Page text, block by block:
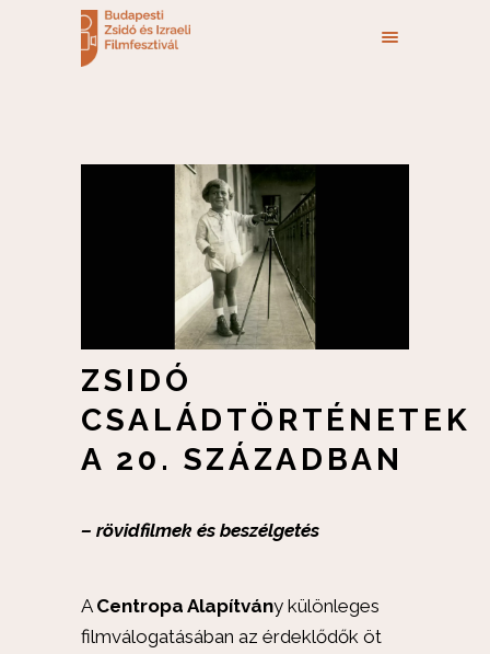
ZSIDÓ
CSALÁDTÖRTÉNETEK
A 20. SZÁZADBAN
– rövidfilmek és beszélgetés
A Centropa Alapítvány különleges
filmválogatásában az érdeklődők öt